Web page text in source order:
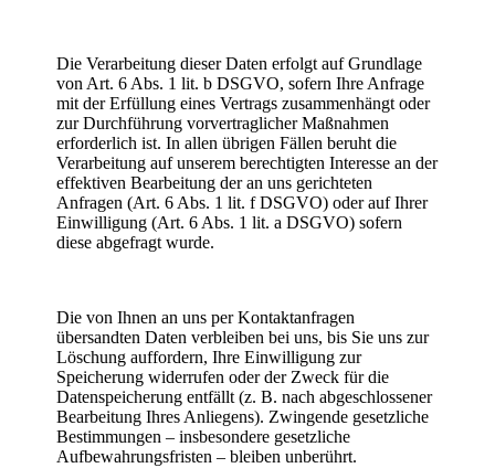
Die Verarbeitung dieser Daten erfolgt auf Grundlage
von Art. 6 Abs. 1 lit. b DSGVO, sofern Ihre Anfrage
mit der Erfüllung eines Vertrags zusammenhängt oder
zur Durchführung vorvertraglicher Maßnahmen
erforderlich ist. In allen übrigen Fällen beruht die
Verarbeitung auf unserem berechtigten Interesse an der
effektiven Bearbeitung der an uns gerichteten
Anfragen (Art. 6 Abs. 1 lit. f DSGVO) oder auf Ihrer
Einwilligung (Art. 6 Abs. 1 lit. a DSGVO) sofern
diese abgefragt wurde.
Die von Ihnen an uns per Kontaktanfragen
übersandten Daten verbleiben bei uns, bis Sie uns zur
Löschung auffordern, Ihre Einwilligung zur
Speicherung widerrufen oder der Zweck für die
Datenspeicherung entfällt (z. B. nach abgeschlossener
Bearbeitung Ihres Anliegens). Zwingende gesetzliche
Bestimmungen – insbesondere gesetzliche
Aufbewahrungsfristen – bleiben unberührt.